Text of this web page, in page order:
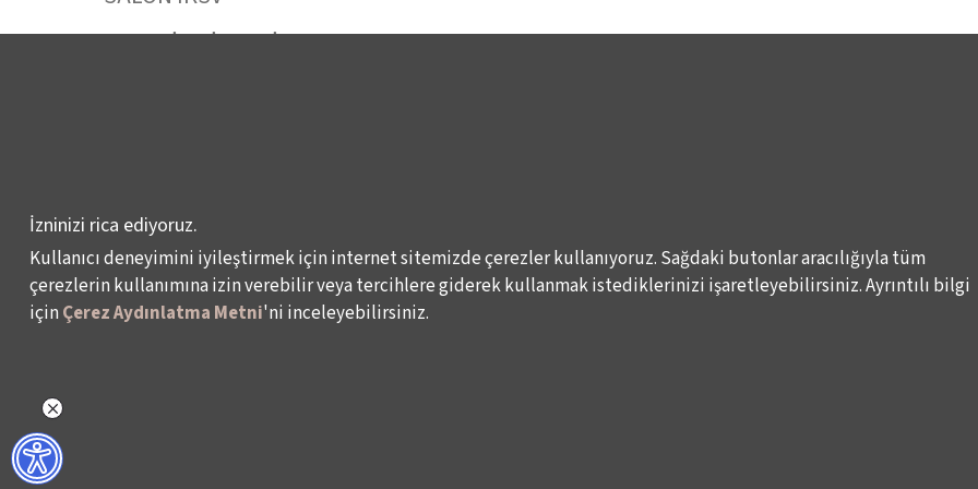
VENEDİK BİENALİ
ÇALIŞMALARI
İzninizi rica ediyoruz.
Kullanıcı deneyimini iyileştirmek için internet sitemizde çerezler kullanıyoruz. Sağdaki butonlar aracılığıyla tüm
çerezlerin kullanımına izin verebilir veya tercihlere giderek kullanmak istediklerinizi işaretleyebilirsiniz. Ayrıntılı bilgi
için Çerez Aydınlatma Metni'ni inceleyebilirsiniz.